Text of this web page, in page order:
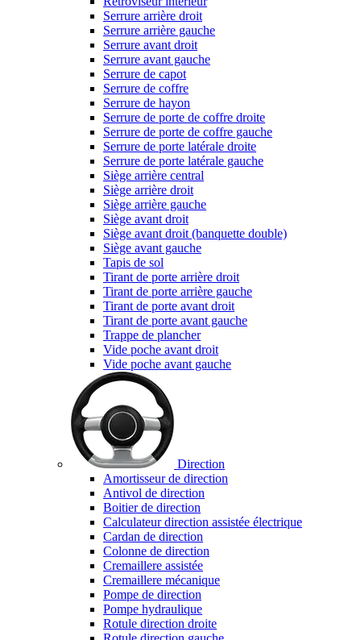
Serrure arrière droit
Serrure arrière gauche
Serrure avant droit
Serrure avant gauche
Serrure de capot
Serrure de coffre
Serrure de hayon
Serrure de porte de coffre droite
Serrure de porte de coffre gauche
Serrure de porte latérale droite
Serrure de porte latérale gauche
Siège arrière central
Siège arrière droit
Siège arrière gauche
Siège avant droit
Siège avant droit (banquette double)
Siège avant gauche
Tapis de sol
Tirant de porte arrière droit
Tirant de porte arrière gauche
Tirant de porte avant droit
Tirant de porte avant gauche
Trappe de plancher
Vide poche avant droit
Vide poche avant gauche
Direction
Amortisseur de direction
Antivol de direction
Boitier de direction
Calculateur direction assistée électrique
Cardan de direction
Colonne de direction
Cremaillere assistée
Cremaillere mécanique
Pompe de direction
Pompe hydraulique
Rotule direction droite